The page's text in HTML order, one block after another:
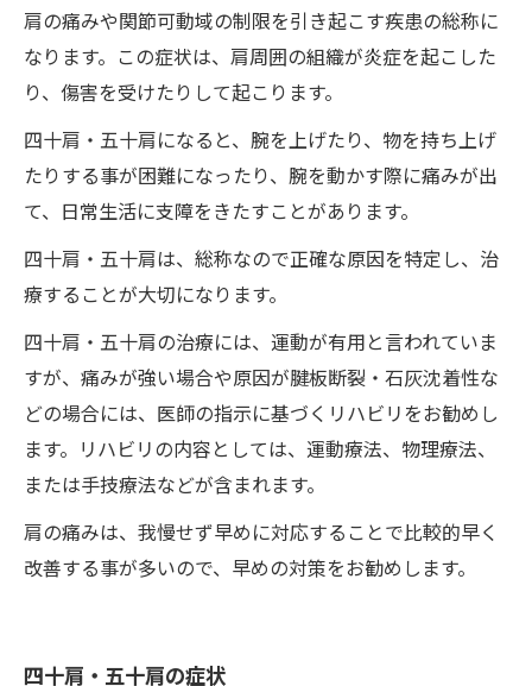
肩の痛みや関節可動域の制限を引き起こす疾患の総称に
なります。この症状は、肩周囲の組織が炎症を起こした
り、傷害を受けたりして起こります。
四十肩・五十肩になると、腕を上げたり、物を持ち上げ
たりする事が困難になったり、腕を動かす際に痛みが出
て、日常生活に支障をきたすことがあります。
四十肩・五十肩は、総称なので正確な原因を特定し、治
療することが大切になります。
四十肩・五十肩の治療には、運動が有用と言われていま
すが、痛みが強い場合や原因が腱板断裂・石灰沈着性な
どの場合には、医師の指示に基づくリハビリをお勧めし
ます。リハビリの内容としては、運動療法、物理療法、
または手技療法などが含まれます。
肩の痛みは、我慢せず早めに対応することで比較的早く
改善する事が多いので、早めの対策をお勧めします。
四十肩・五十肩の症状